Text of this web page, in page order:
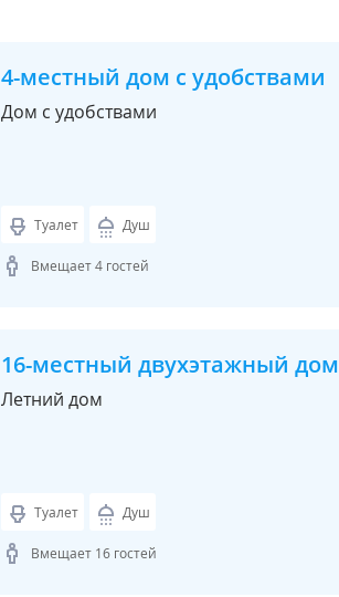
4-местный дом с удобствами
Дом с удобствами
Туалет Душ
Вмещает 4 гостей
16-местный двухэтажный дом
Летний дом
Туалет Душ
Вмещает 16 гостей